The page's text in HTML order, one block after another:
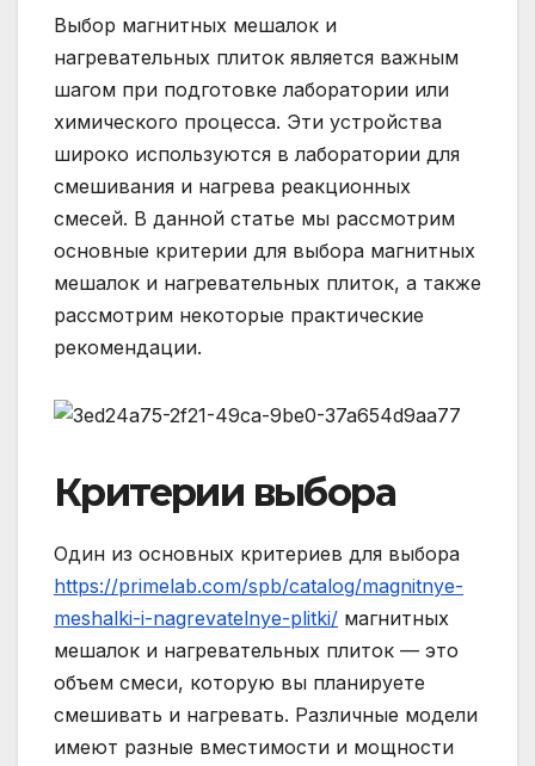
Выбор магнитных мешалок и
нагревательных плиток является важным
шагом при подготовке лаборатории или
химического процесса. Эти устройства
широко используются в лаборатории для
смешивания и нагрева реакционных
смесей. В данной статье мы рассмотрим
основные критерии для выбора магнитных
мешалок и нагревательных плиток, а также
рассмотрим некоторые практические
рекомендации.
Критерии выбора
Один из основных критериев для выбора
https://primelab.com/spb/catalog/magnitnye-
meshalki-i-nagrevatelnye-plitki/ магнитных
мешалок и нагревательных плиток — это
объем смеси, которую вы планируете
смешивать и нагревать. Различные модели
имеют разные вместимости и мощности